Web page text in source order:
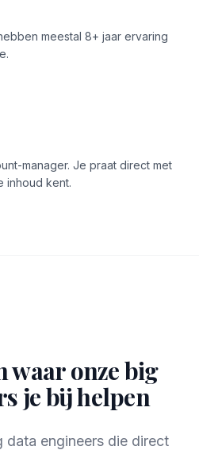
meestal 8+ jaar ervaring
manager. Je praat direct met
inhoud kent.
waar onze big
je bij helpen
data engineers die direct